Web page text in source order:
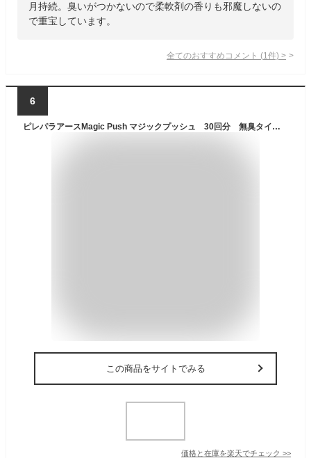
月持続。臭いがつかないので柔軟剤の香りも邪魔しないの
で重宝しています。
全てのおすすめコメント (1 件) >
6
ピレパラアースMagic Push マジックプッシュ 30回分 無臭タイプ 12ml【防虫剤 スプレー 衣類 洋服】【ピレパラアース】【アース製薬】無臭
この商品をサイトでみる
価格と在庫を楽天でチェック >>